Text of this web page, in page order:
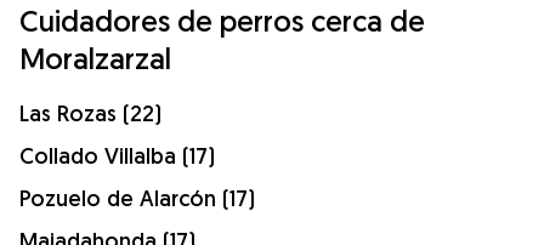
Cuidadores de perros cerca de
Moralzarzal
Las Rozas (22)
Collado Villalba (17)
Pozuelo de Alarcón (17)